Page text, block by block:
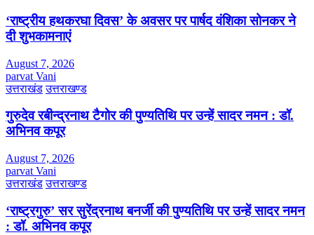
‘राष्ट्रीय हथकरघा दिवस’ के अवसर पर पार्षद वंशिका सोनकर ने
दी शुभकामनाएं
August 7, 2026
parvat Vani
उत्तराखंड उत्तराखण्ड
गुरुदेव रबीन्द्रनाथ टैगोर की पुण्यतिथि पर उन्हें सादर नमन : डॉ.
अभिनव कपूर
August 7, 2026
parvat Vani
उत्तराखंड उत्तराखण्ड
‘राष्ट्रगुरु’ सर सुरेंद्रनाथ बनर्जी की पुण्यतिथि पर उन्हें सादर नमन
: डॉ. अभिनव कपूर